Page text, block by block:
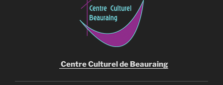
Centre Culturel de Beauraing